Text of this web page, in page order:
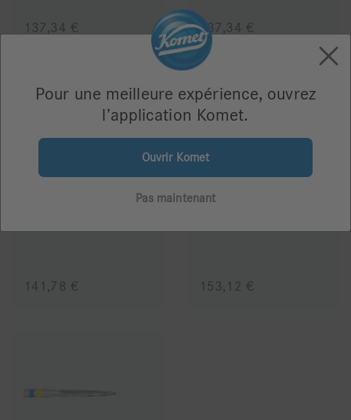
137,34 € 137,34 €
141,78 € 153,12 €
Pour une meilleure expérience, ouvrez
l’application Komet.
Ouvrir Komet
Pas maintenant